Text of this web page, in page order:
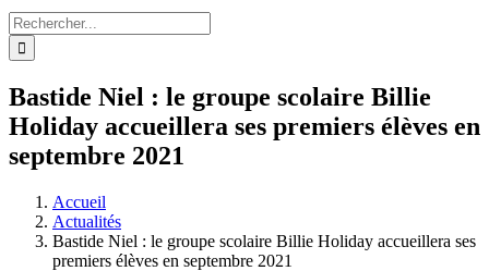
Rechercher
Bastide Niel : le groupe scolaire Billie
Holiday accueillera ses premiers élèves en
septembre 2021
Accueil
Actualités
Bastide Niel : le groupe scolaire Billie Holiday accueillera ses
premiers élèves en septembre 2021